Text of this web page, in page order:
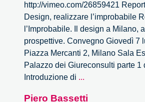
http://vimeo.com/26859421
Design, realizzare l’improbabile
l’Improbabile. Il design a Milano,
prospettive. Convegno Giovedì 7
Piazza Mercanti 2, Milano Sala
Palazzo dei Giureconsulti parte 1
Introduzione di ...
Piero Bassetti